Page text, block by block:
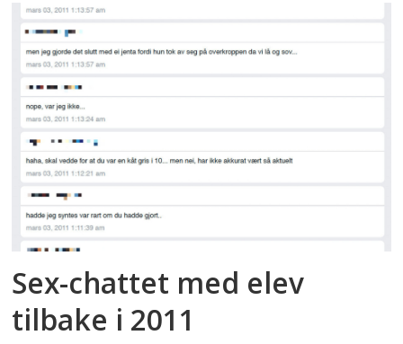
Sex-chattet med elev
tilbake i 2011